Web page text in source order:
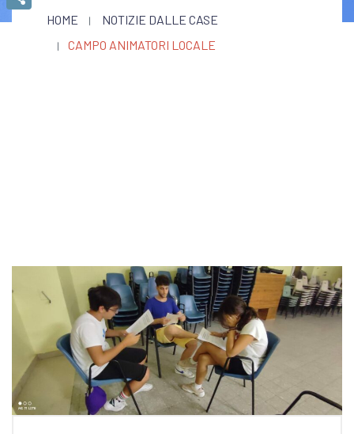
HOME
NOTIZIE DALLE CASE
CAMPO ANIMATORI LOCALE
Condividi